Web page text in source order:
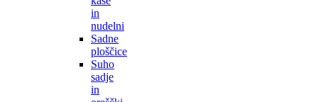
in
nudelni
Sadne
ploščice
Suho
sadje
in